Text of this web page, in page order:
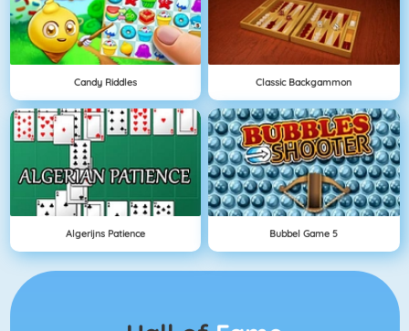
Candy Riddles Classic Backgammon
Algerijns Patience Bubbel Game 5